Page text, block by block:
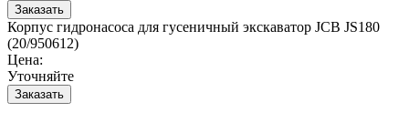
Корпус гидронасоса для гусеничный экскаватор JCB JS180
(20/950612)
Цена:
Уточняйте